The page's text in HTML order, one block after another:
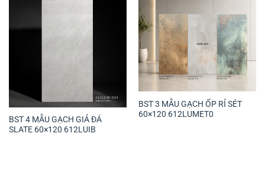
BST 4 MẪU GẠCH GIẢ ĐÁ
SLATE 60×120 612LUIB
BST 3 MẪU GẠCH ỐP RỈ SÉT
60×120 612LUMET0